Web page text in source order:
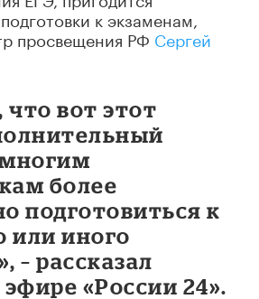
к экзаменам,
просвещения РФ Сергей
что вот этот
более
подготовиться к
или иного
– рассказал
«России 24».